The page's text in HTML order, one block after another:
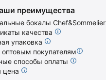
преимущества
бокалы Chef&Sommelier
качества
упаковка
покупателям
способы оплаты